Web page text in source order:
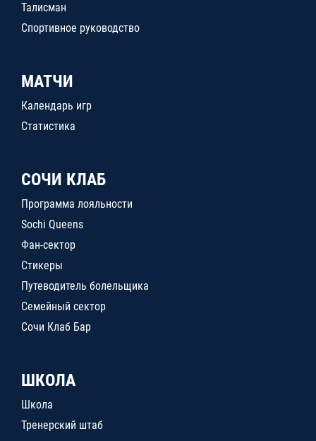
Талисман
Спортивное руководство
МАТЧИ
Календарь игр
Статистика
СОЧИ КЛАБ
Программа лояльности
Sochi Queens
Фан-сектор
Стикеры
Путеводитель болельщика
Семейный сектор
Сочи Клаб Бар
ШКОЛА
Школа
Тренерский штаб